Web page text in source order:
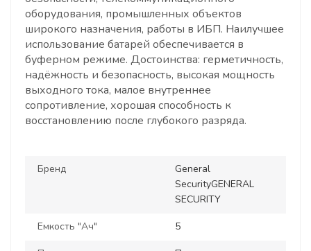
оборудования, промышленных объектов
широкого назначения, работы в ИБП. Наилучшее
использование батарей обеспечивается в
буферном режиме. Достоинства: герметичность,
надёжность и безопасность, высокая мощность
выходного тока, малое внутреннее
сопротивление, хорошая способность к
восстановлению после глубокого разряда.
Бренд
General
SecurityGENERAL
SECURITY
Емкость "Ач" 5